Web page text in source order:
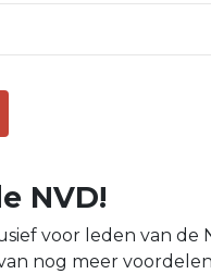
NVD!
voor leden van de
nog meer